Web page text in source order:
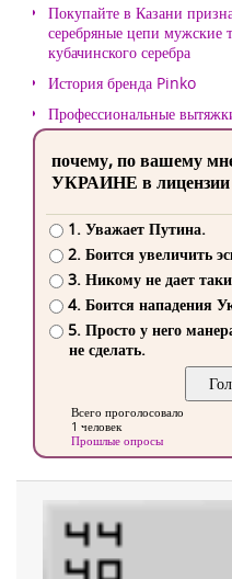
Покупайте в Казани
серебряные цепи мужские
кубачинского серебра
История бренда Pinko
Профессиональные
почему, по вашему
УКРАИНЕ в лицензии
1. Уважает Путина.
2. Боится увеличить
3. Никому не дает
4. Боится нападения
5. Просто у него
не сделать.
Всего проголосовало
1 человек
Прошлые опросы